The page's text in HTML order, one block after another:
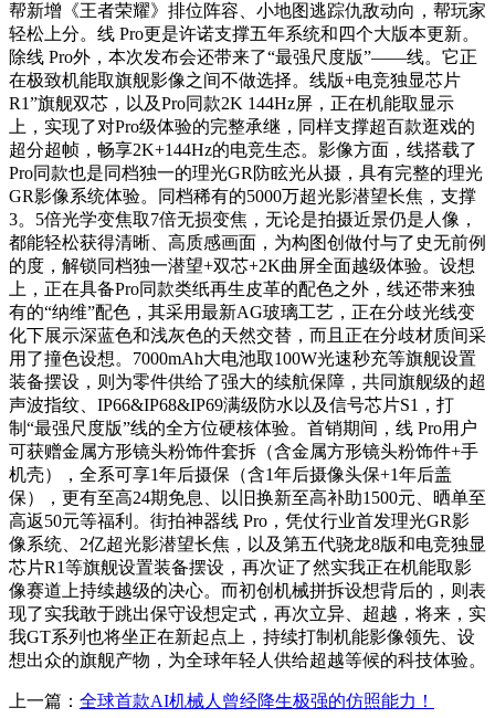
帮新增《王者荣耀》排位阵容、小地图逃踪仇敌动向，帮玩家
轻松上分。线 Pro更是许诺支撑五年系统和四个大版本更新。
除线 Pro外，本次发布会还带来了“最强尺度版”——线。它正
在极致机能取旗舰影像之间不做选择。线版+电竞独显芯片
R1”旗舰双芯，以及Pro同款2K 144Hz屏，正在机能取显示
上，实现了对Pro级体验的完整承继，同样支撑超百款逛戏的
超分超帧，畅享2K+144Hz的电竞生态。影像方面，线搭载了
Pro同款也是同档独一的理光GR防眩光从摄，具有完整的理光
GR影像系统体验。同档稀有的5000万超光影潜望长焦，支撑
3。5倍光学变焦取7倍无损变焦，无论是拍摄近景仍是人像，
都能轻松获得清晰、高质感画面，为构图创做付与了史无前例
的度，解锁同档独一潜望+双芯+2K曲屏全面越级体验。设想
上，正在具备Pro同款类纸再生皮革的配色之外，线还带来独
有的“纳维”配色，其采用最新AG玻璃工艺，正在分歧光线变
化下展示深蓝色和浅灰色的天然交替，而且正在分歧材质间采
用了撞色设想。7000mAh大电池取100W光速秒充等旗舰设置
装备摆设，则为零件供给了强大的续航保障，共同旗舰级的超
声波指纹、IP66&IP68&IP69满级防水以及信号芯片S1，打
制“最强尺度版”线的全方位硬核体验。首销期间，线 Pro用户
可获赠金属方形镜头粉饰件套拆（含金属方形镜头粉饰件+手
机壳），全系可享1年后摄保（含1年后摄像头保+1年后盖
保），更有至高24期免息、以旧换新至高补助1500元、晒单至
高返50元等福利。街拍神器线 Pro，凭仗行业首发理光GR影
像系统、2亿超光影潜望长焦，以及第五代骁龙8版和电竞独显
芯片R1等旗舰设置装备摆设，再次证了然实我正在机能取影
像赛道上持续越级的决心。而初创机械拼拆设想背后的，则表
现了实我敢于跳出保守设想定式，再次立异、超越，将来，实
我GT系列也将坐正在新起点上，持续打制机能影像领先、设
想出众的旗舰产物，为全球年轻人供给超越等候的科技体验。
上一篇： 全球首款AI机械人曾经降生极强的仿照能力！